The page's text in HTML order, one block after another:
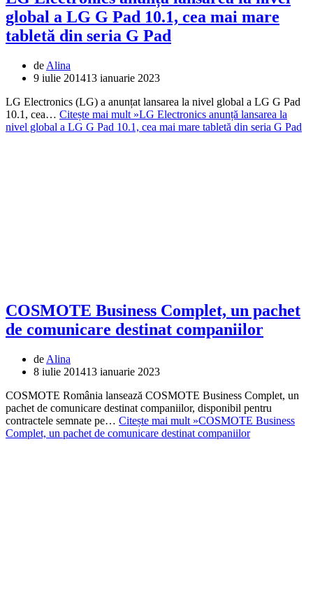
global a LG G Pad 10.1, cea mai mare
tabletă din seria G Pad
de Alina
9 iulie 201413 ianuarie 2023
LG Electronics (LG) a anunțat lansarea la nivel global a LG G Pad
10.1, cea… Citește mai mult »LG Electronics anunță lansarea la
nivel global a LG G Pad 10.1, cea mai mare tabletă din seria G Pad
COSMOTE Business Complet, un pachet
de comunicare destinat companiilor
de Alina
8 iulie 201413 ianuarie 2023
COSMOTE România lansează COSMOTE Business Complet, un
pachet de comunicare destinat companiilor, disponibil pentru
contractele semnate pe… Citește mai mult »COSMOTE Business
Complet, un pachet de comunicare destinat companiilor